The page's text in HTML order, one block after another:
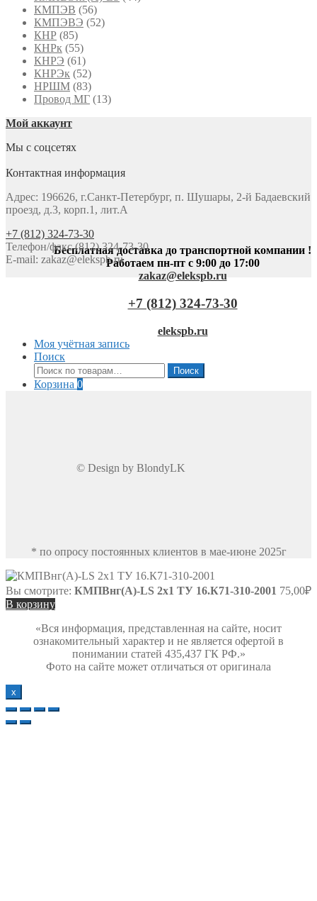
КМПЭВ (56)
КМПЭВЭ (52)
КНР (85)
КНРк (55)
КНРЭ (61)
КНРЭк (52)
НРШМ (83)
Провод МГ (13)
Мой аккаунт
Мы с соцсетях
Контактная информация
Адрес: 196626, г.Санкт-Петербург, п. Шушары, 2-й Бадаевский
проезд, д.3, корп.1, лит.А
+7 (812) 324-73-30
Телефон/факс (812) 324-73-30
E-mail: zakaz@elekspb.ru
Бесплатная доставка до транспортной компании !
Работаем пн-пт с 9:00 до 17:00
zakaz@elekspb.ru
+7 (812) 324-73-30
elekspb.ru
Моя учётная запись
Поиск
Искать:
Поиск
Корзина 0
© Design by BlondyLK
* по опросу постоянных клиентов в мае-июне 2025г
Вы смотрите: КМПВнг(А)-LS 2х1 ТУ 16.К71-310-2001 75,00₽
В корзину
«Вся информация, представленная на сайте, носит
ознакомительный характер и не является офертой в
понимании статей 435,437 ГК РФ.»
Фото на сайте может отличаться от оригинала
х